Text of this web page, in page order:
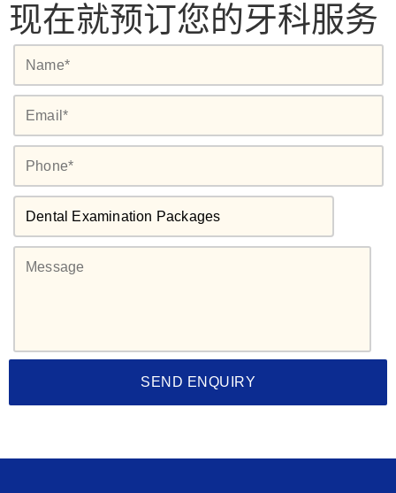
现在就预订您的牙科服务